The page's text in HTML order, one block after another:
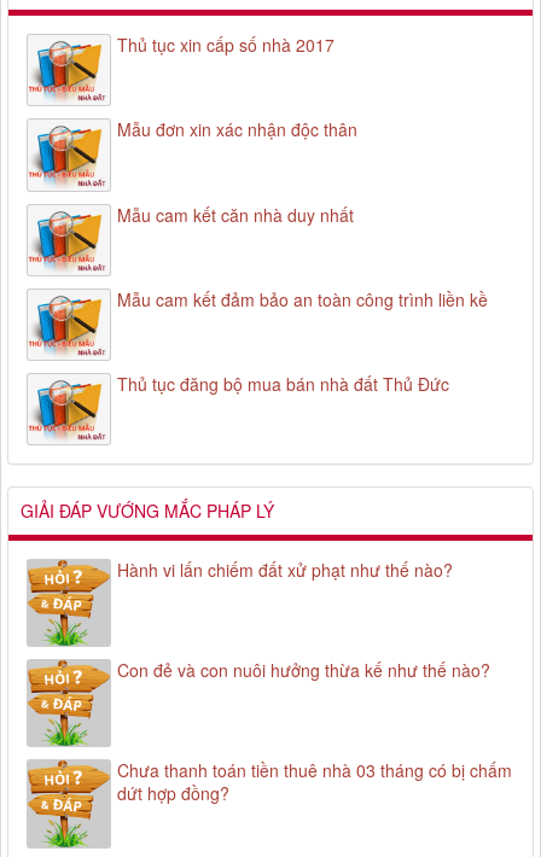
Thủ tục xin cấp số nhà 2017
Mẫu đơn xin xác nhận độc thân
Mẫu cam kết căn nhà duy nhất
Mẫu cam kết đảm bảo an toàn công trình liền kề
Thủ tục đăng bộ mua bán nhà đất Thủ Đức
GIẢI ĐÁP VƯỚNG MẮC PHÁP LÝ
Hành vi lấn chiếm đất xử phạt như thế nào?
Con đẻ và con nuôi hưởng thừa kế như thế nào?
Chưa thanh toán tiền thuê nhà 03 tháng có bị chấm
dứt hợp đồng?